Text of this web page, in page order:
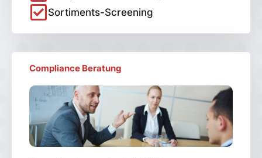
Sortiments-Screening
Compliance Beratung